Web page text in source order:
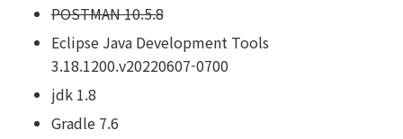
POSTMAN 10.5.8
Eclipse Java Development Tools
3.18.1200.v20220607-0700
jdk 1.8
Gradle 7.6